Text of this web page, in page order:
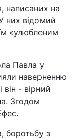
написаних на
них відомий
«улюбленим
Павла у
наверненню
- вірний
Згодом
боротьбу з